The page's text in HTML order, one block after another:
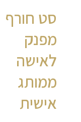
סט חורף
מפנק
לאישה
ממותג
אישית